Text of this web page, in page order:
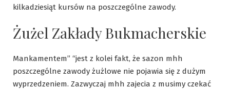
kilkadziesiąt kursów na poszczególne zawody.
Żużel Zakłady Bukmacherskie
Mankamentem” “jest z kolei fakt, że sazon mhh
poszczególne zawody żużlowe nie pojawia się z dużym
wyprzedzeniem. Zazwyczaj mhh zajecia z musimy czekać